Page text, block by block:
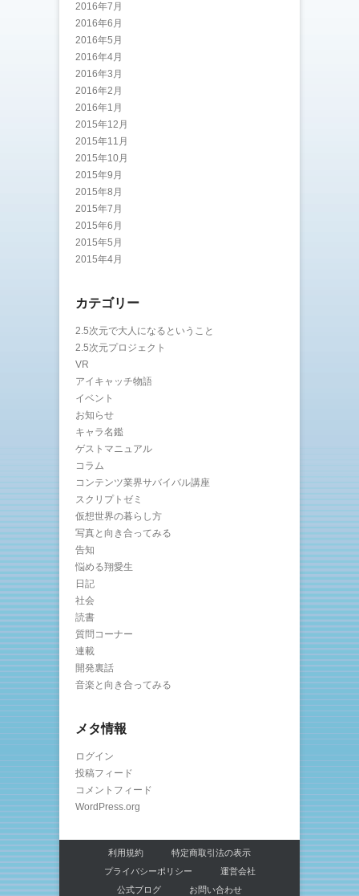
2016年7月
2016年6月
2016年5月
2016年4月
2016年3月
2016年2月
2016年1月
2015年12月
2015年11月
2015年10月
2015年9月
2015年8月
2015年7月
2015年6月
2015年5月
2015年4月
カテゴリー
2.5次元で大人になるということ
2.5次元プロジェクト
VR
アイキャッチ物語
イベント
お知らせ
キャラ名鑑
ゲストマニュアル
コラム
コンテンツ業界サバイバル講座
スクリプトゼミ
仮想世界の暮らし方
写真と向き合ってみる
告知
悩める翔愛生
日記
社会
読書
質問コーナー
連載
開発裏話
音楽と向き合ってみる
メタ情報
ログイン
投稿フィード
コメントフィード
WordPress.org
利用規約
特定商取引法の表示
プライバシーポリシー
運営会社
公式ブログ
お問い合わせ